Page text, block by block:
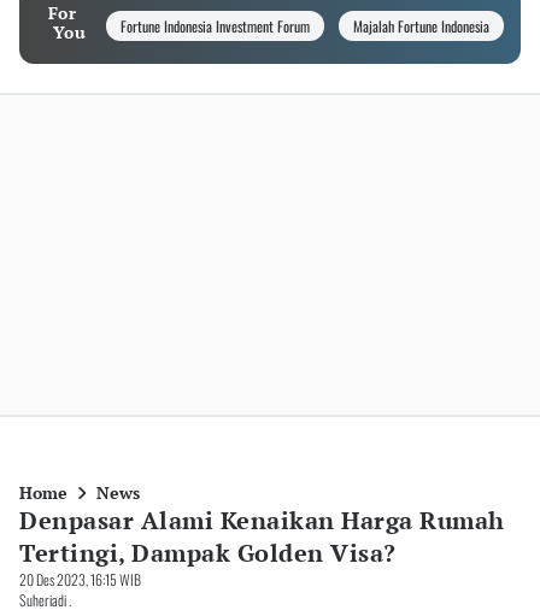
For
You
Fortune Indonesia Investment Forum Majalah Fortune Indonesia
Home News
Denpasar Alami Kenaikan Harga Rumah
Tertingi, Dampak Golden Visa?
20 Des 2023, 16:15 WIB
Suheriadi .